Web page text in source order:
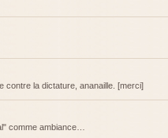
contre la dictature, ananaille. [merci]
comme ambiance…